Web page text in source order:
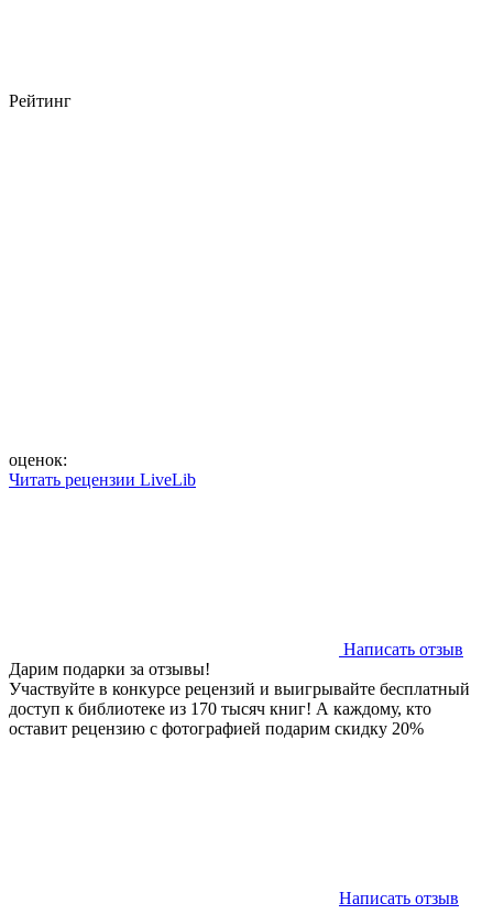
Рейтинг
оценок:
Читать рецензии LiveLib
Написать отзыв
Дарим подарки за отзывы!
Участвуйте в конкурсе рецензий и выигрывайте бесплатный
доступ к библиотеке из 170 тысяч книг! А каждому, кто
оставит рецензию с фотографией подарим скидку 20%
Написать отзыв